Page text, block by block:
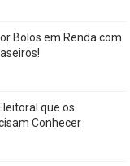
Bolos em Renda com
que os
Conhecer